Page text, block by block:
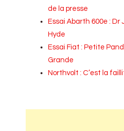
de la presse
Essai Abarth 600e : Dr
Hyde
Essai Fiat : Petite
Grande
Northvolt : C’est la